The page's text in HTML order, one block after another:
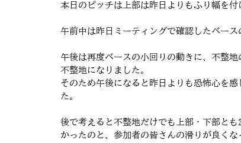
本日のピッチは上部は昨日よりもふり幅を
午前中は昨日ミーティングで確認したベー
午後は再度ベースの小回りの動きに、不整
不整地になりました。
そのため午後になると昨日よりも恐怖心を
た。
後で考えると不整地だけでも上部・下部と
かったのと、参加者の皆さんの滑りが良く